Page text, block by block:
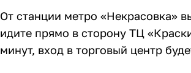
От станции метро «Некрасовка»
идите прямо в сторону ТЦ
минут, вход в торговый центр